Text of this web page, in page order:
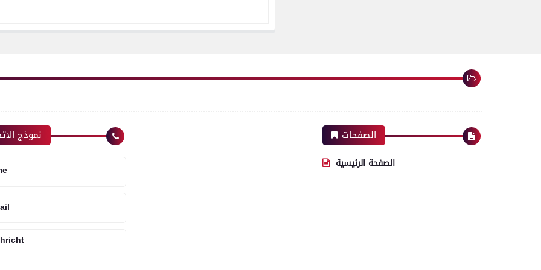
نموذج الصفحات
الصفحة الرئيسية